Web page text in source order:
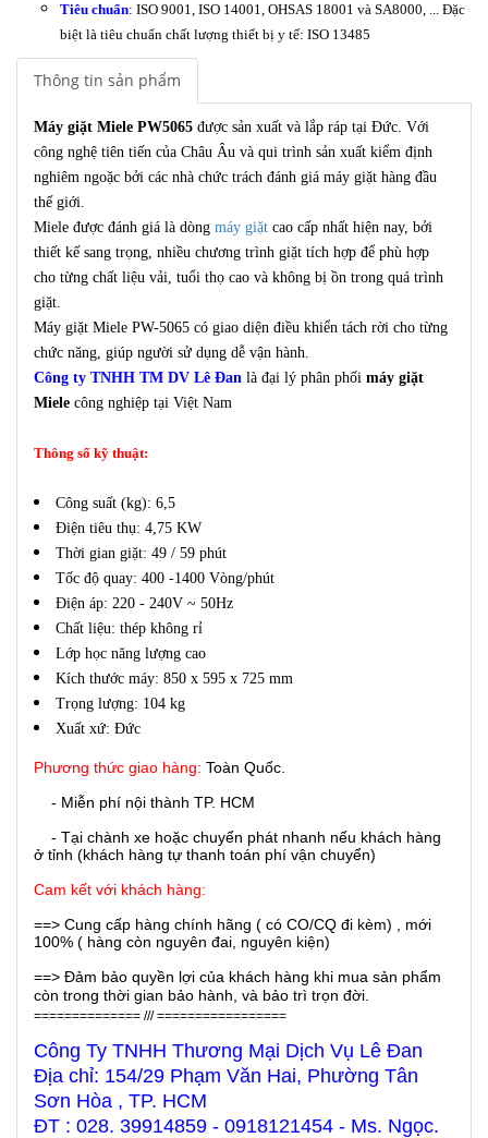
Tiêu chuẩn: ISO 9001, ISO 14001, OHSAS 18001 và SA8000, ... Đặc
biệt là tiêu chuẩn chất lượng thiết bị y tế: ISO 13485
Thông tin sản phẩm
Máy giặt Miele PW5065 được sản xuất và lắp ráp tại Đức. Với
công nghệ tiên tiến của Châu Âu và qui trình sản xuất kiểm định
nghiêm ngoặc bởi các nhà chức trách đánh giá máy giặt hàng đầu
thế giới.
Miele được đánh giá là dòng máy giặt cao cấp nhất hiện nay, bởi
thiết kế sang trọng, nhiều chương trình giặt tích hợp để phù hợp
cho từng chất liệu vải, tuổi thọ cao và không bị ồn trong quá trình
giặt.
Máy giặt Miele PW-5065 có giao diện điều khiển tách rời cho từng
chức năng, giúp người sử dụng dễ vận hành.
Công ty TNHH TM DV Lê Đan là đại lý phân phối máy giặt
Miele công nghiệp tại Việt Nam
Thông số kỹ thuật:
Công suất (kg): 6,5
Điện tiêu thụ: 4,75 KW
Thời gian giặt: 49 / 59 phút
Tốc độ quay: 400 -1400 Vòng/phút
Điện áp: 220 - 240V ~ 50Hz
Chất liệu: thép không rỉ
Lớp học năng lượng cao
Kích thước máy: 850 x 595 x 725 mm
Trọng lượng: 104 kg
Xuất xứ: Đức
Phương thức giao hàng: Toàn Quốc.
- Miễn phí nội thành TP. HCM
- Tại chành xe hoặc chuyển phát nhanh nếu khách hàng
ở tỉnh (khách hàng tự thanh toán phí vận chuyển)
Cam kết với khách hàng:
==> Cung cấp hàng chính hãng ( có CO/CQ đi kèm) , mới
100% ( hàng còn nguyên đai, nguyên kiện)
==> Đảm bảo quyền lợi của khách hàng khi mua sản phẩm
còn trong thời gian bảo hành, và bảo trì trọn đời.
============== /// =================
Công Ty TNHH Thương Mại Dịch Vụ Lê Đan
Địa chỉ: 154/29 Phạm Văn Hai, Phường Tân
Sơn Hòa , TP. HCM
ĐT : 028. 39914859 - 0918121454 - Ms. Ngọc.